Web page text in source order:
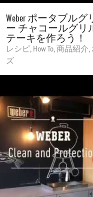
Weber ポータブル
ー チャコールグリ
テーキを作ろう！
レシピ, How To, 商品紹
ズ